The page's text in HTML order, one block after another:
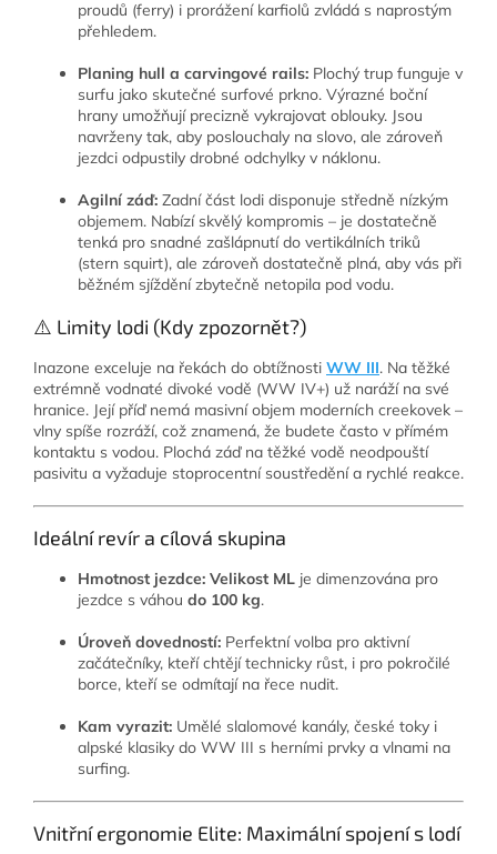
proudů (ferry) i prorážení karfiolů zvládá s naprostým
přehledem.
Planing hull a carvingové rails: Plochý trup funguje v
surfu jako skutečné surfové prkno. Výrazné boční
hrany umožňují precizně vykrajovat oblouky. Jsou
navrženy tak, aby poslouchaly na slovo, ale zároveň
jezdci odpustily drobné odchylky v náklonu.
Agilní záď: Zadní část lodi disponuje středně nízkým
objemem. Nabízí skvělý kompromis – je dostatečně
tenká pro snadné zašlápnutí do vertikálních triků
(stern squirt), ale zároveň dostatečně plná, aby vás při
běžném sjíždění zbytečně netopila pod vodu.
⚠️ Limity lodi (Kdy zpozornět?)
Inazone exceluje na řekách do obtížnosti WW III. Na těžké
extrémně vodnaté divoké vodě (WW IV+) už naráží na své
hranice. Její příď nemá masivní objem moderních creekovek –
vlny spíše rozráží, což znamená, že budete často v přímém
kontaktu s vodou. Plochá záď na těžké vodě neodpouští
pasivitu a vyžaduje stoprocentní soustředění a rychlé reakce.
Ideální revír a cílová skupina
Hmotnost jezdce: Velikost ML je dimenzována pro
jezdce s váhou do 100 kg.
Úroveň dovedností: Perfektní volba pro aktivní
začátečníky, kteří chtějí technicky růst, i pro pokročilé
borce, kteří se odmítají na řece nudit.
Kam vyrazit: Umělé slalomové kanály, české toky i
alpské klasiky do WW III s herními prvky a vlnami na
surfing.
Vnitřní ergonomie Elite: Maximální spojení s lodí